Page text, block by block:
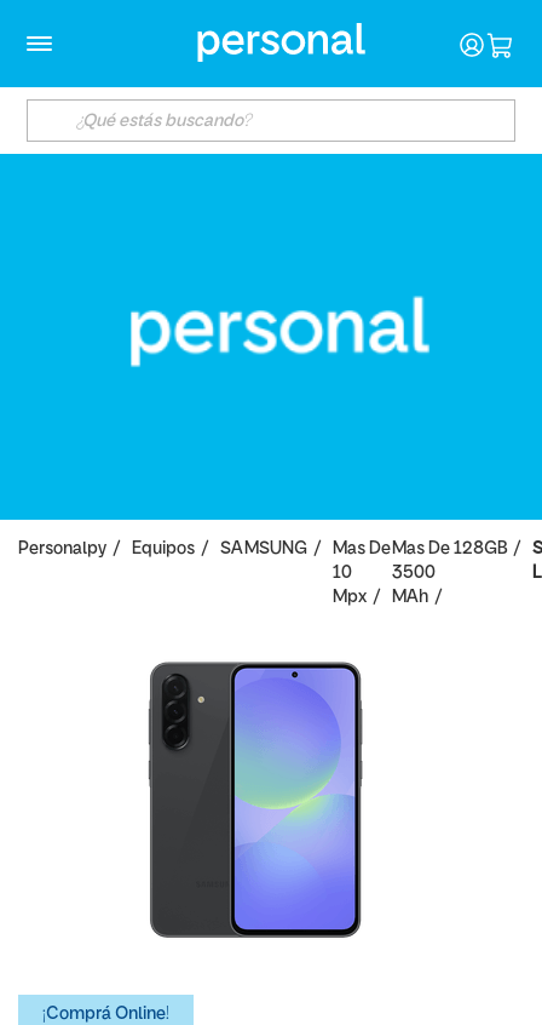
Personalpy Equipos SAMSUNG
Mas De
10
Mpx
Mas De
3500
MAh
128GB
¡Comprá Online!